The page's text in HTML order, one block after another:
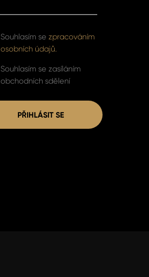
Souhlasím se zpracováním
osobních údajů.
Souhlasím se zasíláním
obchodních sdělení
PŘIHLÁSIT SE